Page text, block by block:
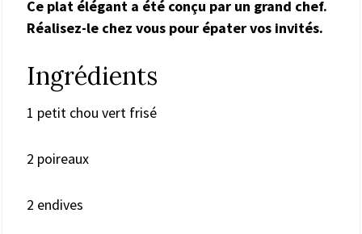
Ce plat élégant a été conçu par un grand chef.
Réalisez-le chez vous pour épater vos invités.
Ingrédients
1 petit chou vert frisé
2 poireaux
2 endives